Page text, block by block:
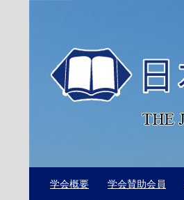
日本管理会計学会
学会概要 学会賛助会員